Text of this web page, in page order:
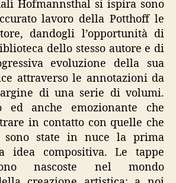
Hofmannsthal si ispira sono
lavoro della Potthoff le
dandogli l’opportunità di
dello stesso autore e di
evoluzione della sua
attraverso le annotazioni da
di una serie di volumi.
ed anche emozionante che
in contatto con quelle che
sono state in nuce la prima
idea compositiva. Le tappe
nascoste nel mondo